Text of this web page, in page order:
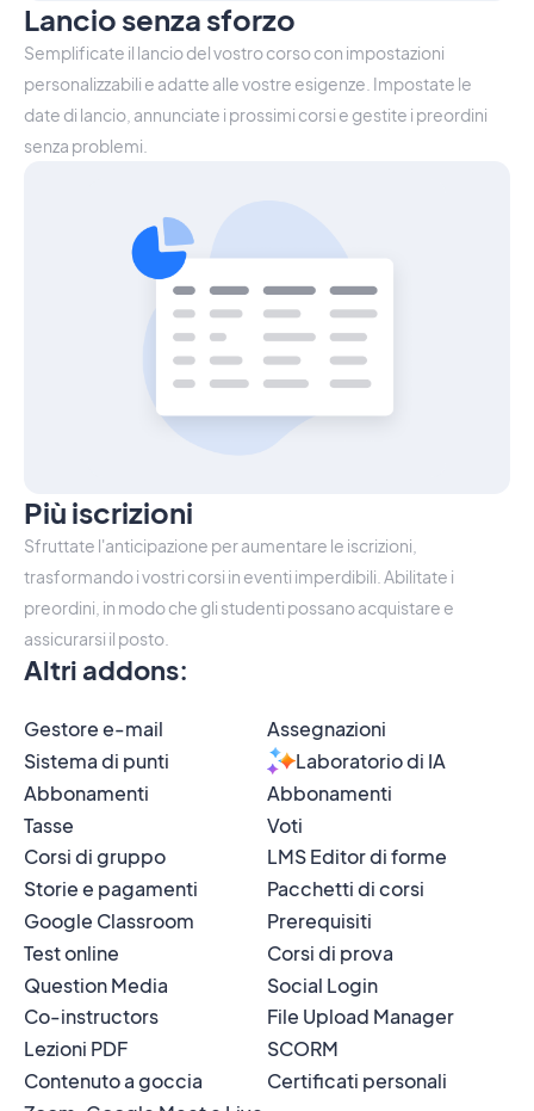
Altri addons:
Gestore e-mail
Assegnazioni
Sistema di punti
Laboratorio di IA
Abbonamenti
Abbonamenti
Tasse
Voti
Corsi di gruppo
LMS Editor di forme
Storie e pagamenti
Pacchetti di corsi
Google Classroom
Prerequisiti
Test online
Corsi di prova
Question Media
Social Login
Co-instructors
File Upload Manager
Lezioni PDF
SCORM
Contenuto a goccia
Certificati personali
Lancio senza sforzo
Semplificate il lancio del vostro corso con impostazioni
personalizzabili e adatte alle vostre esigenze. Impostate le
date di lancio, annunciate i prossimi corsi e gestite i preordini
senza problemi.
Più iscrizioni
Sfruttate l'anticipazione per aumentare le iscrizioni,
trasformando i vostri corsi in eventi imperdibili. Abilitate i
preordini, in modo che gli studenti possano acquistare e
assicurarsi il posto.